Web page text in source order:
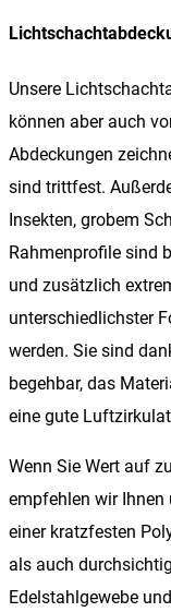
Unsere
können aber auch
Abdeckungen
sind trittfest.
Insekten, grobem
Rahmenprofile sind
und zusätzlich
unterschiedlichster
werden. Sie sind
begehbar, das
eine gute
Wenn Sie Wert auf
empfehlen wir
einer kratzfesten
als auch
Edelstahlgewebe